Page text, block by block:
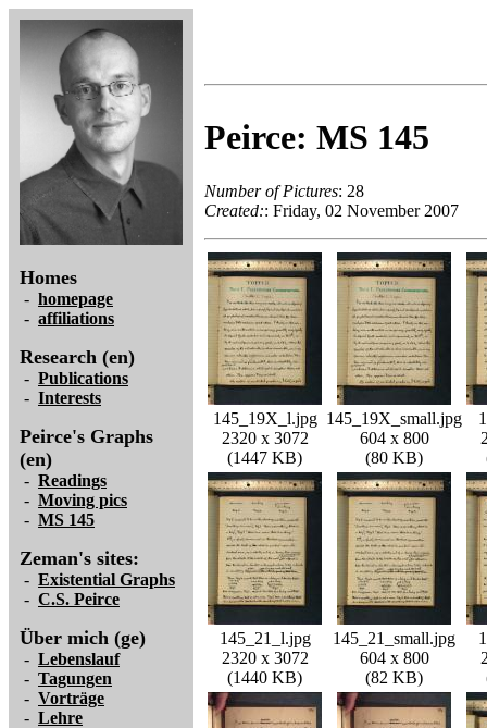
Homes
- homepage
- affiliations
Research (en)
- Publications
- Interests
Peirce's Graphs
(en)
- Readings
- Moving pics
- MS 145
Zeman's sites:
- Existential Graphs
- C.S. Peirce
Über mich (ge)
- Lebenslauf
- Tagungen
- Vorträge
- Lehre
Peirce: MS 145
Number of Pictures: 28
Created:: Friday, 02 November 2007
145_19X_l.jpg
2320 x 3072
(1447 KB)
145_19X_small.jpg
604 x 800
(80 KB)
145_21_l.jpg
2320 x 3072
(1440 KB)
145_21_small.jpg
604 x 800
(82 KB)